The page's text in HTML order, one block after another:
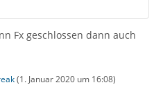
Fx geschlossen dann auch
(1. Januar 2020 um 16:08)